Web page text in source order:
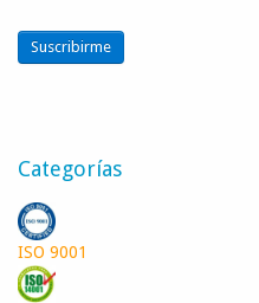
Suscribirme
Categorías
ISO 9001